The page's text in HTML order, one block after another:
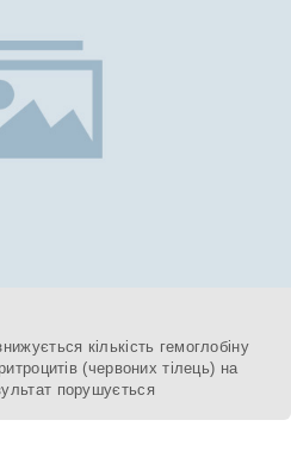
кількість гемоглобіну
(червоних тілець) на
порушується